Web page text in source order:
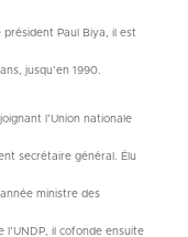
président Paul Biya, il est
jusqu’en 1990.
l’Union nationale
secrétaire général. Élu
ministre des
l’UNDP, il cofonde ensuite